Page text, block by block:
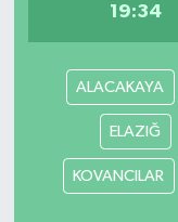
19:34
ALACAKAYA
ELAZIĞ
KOVANCILAR